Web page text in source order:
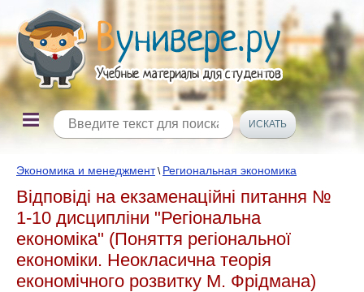
Экономика и менеджмент\ Региональная экономика
Відповіді на екзаменаційні питання №
1-10 дисципліни "Регіональна
економіка" (Поняття регіональної
економіки. Неокласична теорія
економічного розвитку М. Фрідмана)